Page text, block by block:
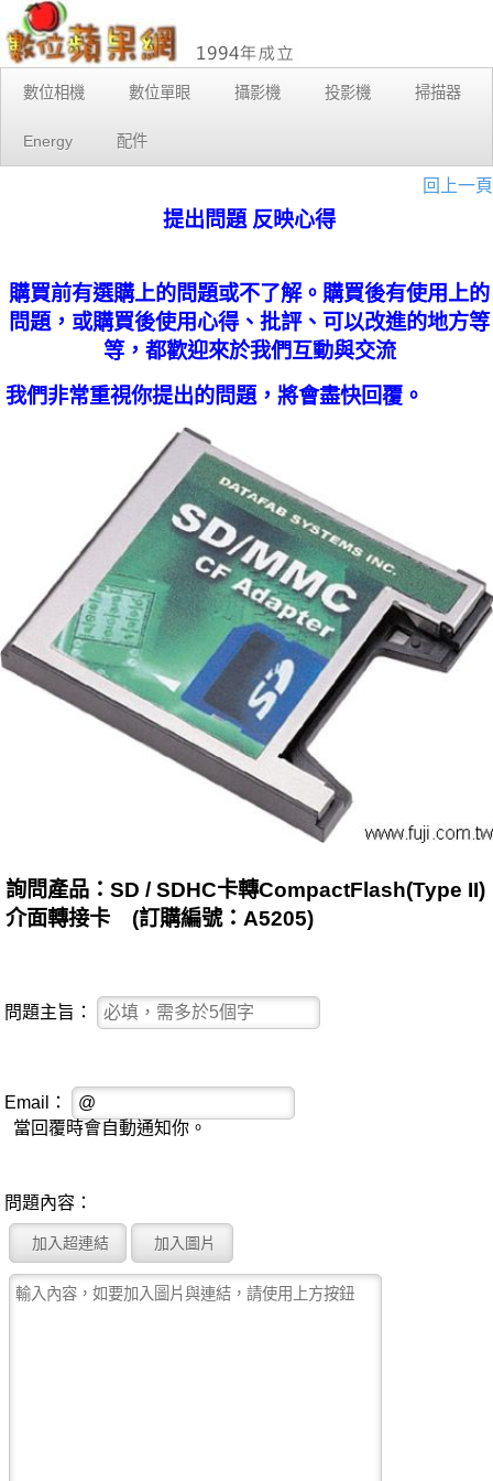
數位相機 數位單眼 攝影機 投影機 掃描器
Energy 配件
回上一頁
提出問題 反映心得
購買前有選購上的問題或不了解。購買後有使用上的
問題，或購買後使用心得、批評、可以改進的地方等
等，都歡迎來於我們互動與交流
我們非常重視你提出的問題，將會盡快回覆。
詢問產品：SD / SDHC卡轉CompactFlash(Type II)
介面轉接卡 (訂購編號：A5205)
問題主旨：
Email：
當回覆時會自動通知你。
問題內容：